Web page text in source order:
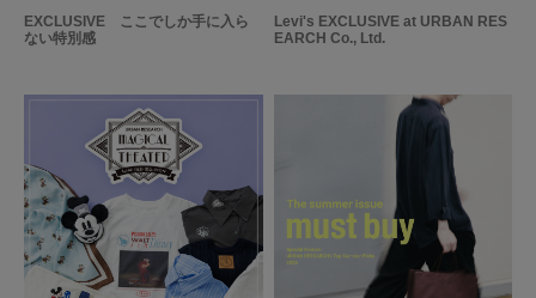
EXCLUSIVE ここでしか手に入ら
ない特別感
Levi's EXCLUSIVE at URBAN RES
EARCH Co., Ltd.